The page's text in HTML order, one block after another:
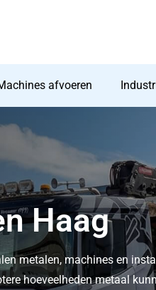
afvoeren
Haag
metalen, machines en
hoeveelheden metaal